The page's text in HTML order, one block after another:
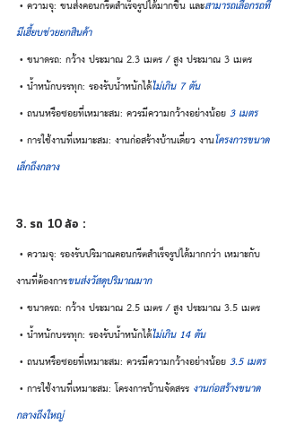
• ความจุ: ขนส่งคอนกรีตสำเร็จรูปได้มากขึ้น และสามารถเลือกรถที่
มีเฮี้ยบช่วยยกสินค้า
• ขนาดรถ: กว้าง ประมาณ 2.3 เมตร / สูง ประมาณ 3 เมตร
• น้ำหนักบรรทุก: รองรับน้ำหนักได้ไม่เกิน 7 ตัน
• ถนนหรือซอยที่เหมาะสม: ควรมีความกว้างอย่างน้อย3 เมตร
• การใช้งานที่เหมาะสม: งานก่อสร้างบ้านเดี่ยว งานโครงการขนาด
เล็กถึงกลาง
3. รถ 10 ล้อ :
งานที่ต้องการขนส่งวัสดุปริมาณมาก
• ขนาดรถ: กว้าง ประมาณ 2.5 เมตร / สูง ประมาณ 3.5 เมตร
• น้ำหนักบรรทุก: รองรับน้ำหนักได้ไม่เกิน 14 ตัน
• ถนนหรือซอยที่เหมาะสม: ควรมีความกว้างอย่างน้อย 3.5 เมตร
• การใช้งานที่เหมาะสม: โครงการบ้านจัดสรร งานก่อสร้างขนาด
กลางถึงใหญ่